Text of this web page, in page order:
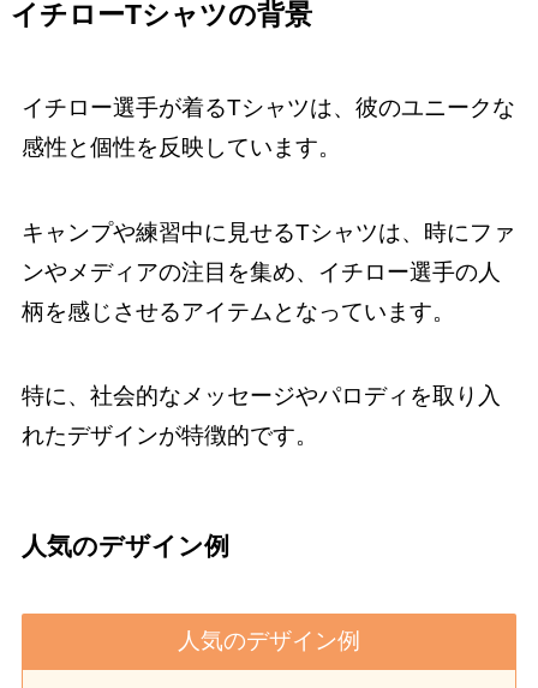
イチローTシャツの背景
イチロー選手が着るTシャツは、彼のユニークな
感性と個性を反映しています。
キャンプや練習中に見せるTシャツは、時にファ
ンやメディアの注目を集め、イチロー選手の人
柄を感じさせるアイテムとなっています。
特に、社会的なメッセージやパロディを取り入
れたデザインが特徴的です。
人気のデザイン例
人気のデザイン例